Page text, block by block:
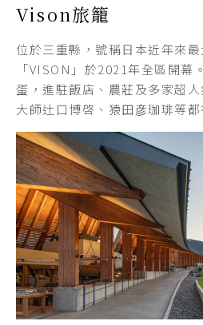
Vison旅籠
位於三重縣，號稱日本近年來
「VISON」於2021年全區開幕
蛋，進駐飯店、農莊及多家超
大師辻口博啓、猿田彦珈琲等
COCON
烏丸／隈研吾、2021
於2021年7月正式開放，經過
由重疊的木板組成且連接一、
動感外觀，讓訪客都能感到舒
伊勢神宮
伊勢神宮的正式名稱為「神宮」
市，由供奉天照大御神的皇大
受大御神的豊受大神宮（外宮
成，其面積幾乎相當於法國巴
熊野古道
熊野，日本的心靈聖地，已經歷
野古道是世界唯二被登錄為世
地的歷史已綿延了過千年。